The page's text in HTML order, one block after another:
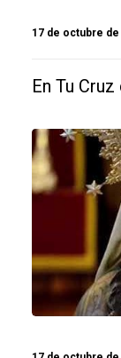
17 de octubre de
En Tu